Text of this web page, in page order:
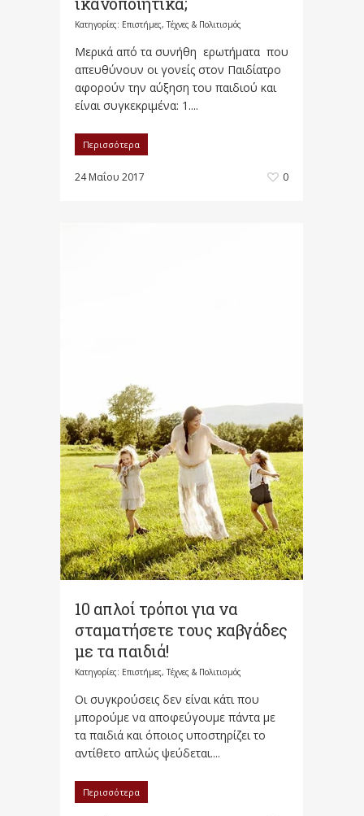
Κατηγορίες: Επιστήμες, Τέχνες & Πολιτισμός
Μερικά από τα συνήθη ερωτήματα που
απευθύνουν οι γονείς στον Παιδίατρο
αφορούν την αύξηση του παιδιού και
είναι συγκεκριμένα: 1....
Περισσότερα
24 Μαΐου 2017 0
10 απλοί τρόποι για να
σταματήσετε τους καβγάδες
με τα παιδιά!
Κατηγορίες: Επιστήμες, Τέχνες & Πολιτισμός
Οι συγκρούσεις δεν είναι κάτι που
μπορούμε να αποφεύγουμε πάντα με
τα παιδιά και όποιος υποστηρίζει το
αντίθετο απλώς ψεύδεται....
Περισσότερα